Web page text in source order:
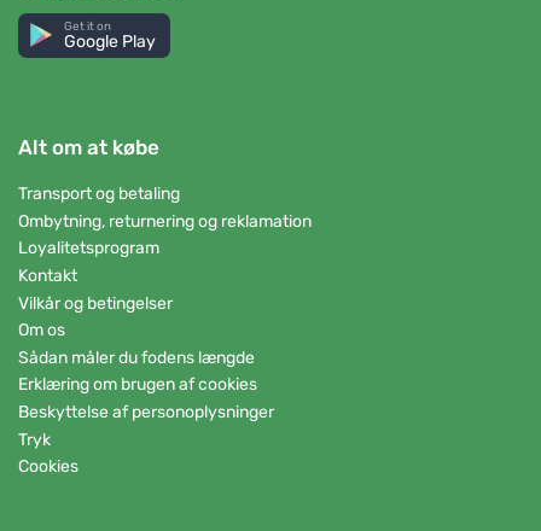
Get it on
Google Play
Alt om at købe
Transport og betaling
Ombytning, returnering og reklamation
Loyalitetsprogram
Kontakt
Vilkår og betingelser
Om os
Sådan måler du fodens længde
Erklæring om brugen af cookies
Beskyttelse af personoplysninger
Tryk
Cookies